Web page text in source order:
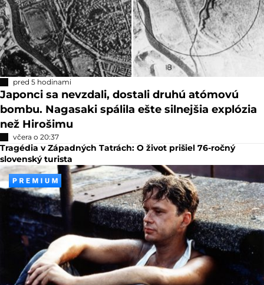
pred 5 hodinami
Japonci sa nevzdali, dostali druhú atómovú
bombu. Nagasaki spálila ešte silnejšia explózia
než Hirošimu
včera o 20:37
Tragédia v Západných Tatrách: O život prišiel 76-ročný
slovenský turista